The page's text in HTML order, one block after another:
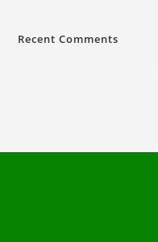
Recent Comments